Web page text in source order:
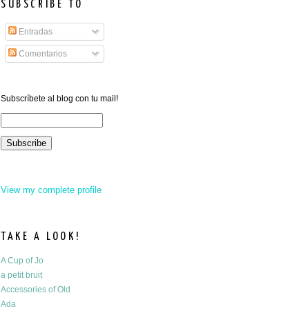
SUBSCRIBE TO
Entradas
Comentarios
Subscríbete al blog con tu mail!
View my complete profile
TAKE A LOOK!
A Cup of Jo
a petit bruit
Accessories of Old
Ada